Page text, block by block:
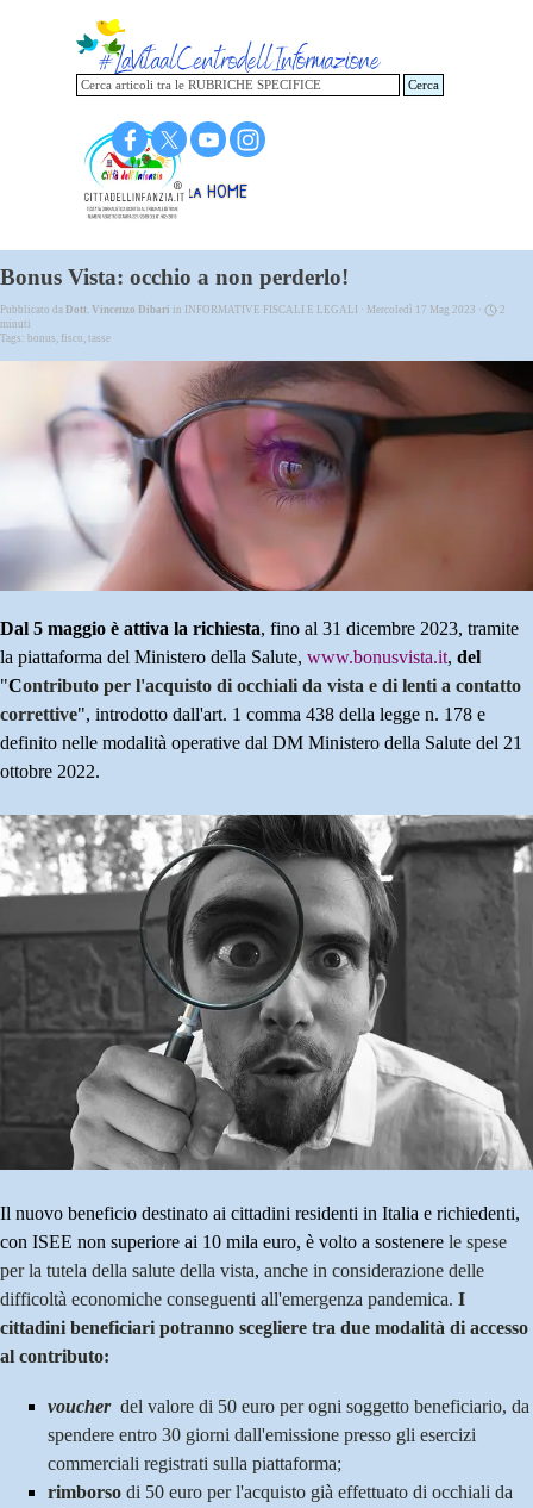
Torna alla HOME
Cerca
Bonus Vista: occhio a non perderlo!
Pubblicato da Dott. Vincenzo Dibari in INFORMATIVE FISCALI E LEGALI · Mercoledì 17 Mag 2023 ·
2
minuti
Tags: bonus, fisco, tasse
Dal 5 maggio è attiva la richiesta, fino al 31 dicembre 2023, tramite
la piattaforma del Ministero della Salute, www.bonusvista.it, del
"Contributo per l'acquisto di occhiali da vista e di lenti a contatto
correttive", introdotto dall'art. 1 comma 438 della legge n. 178 e
definito nelle modalità operative dal DM Ministero della Salute del 21
ottobre 2022.
Il nuovo beneficio destinato ai cittadini residenti in Italia e richiedenti,
con ISEE non superiore ai 10 mila euro, è volto a sostenere le spese
per la tutela della salute della vista, anche in considerazione delle
difficoltà economiche conseguenti all'emergenza pandemica. I
cittadini beneficiaripotranno scegliere tra due modalità di accesso
al contributo:
voucherdel valore di 50 euro per ogni soggetto beneficiario, da
spendere entro 30 giorni dall'emissione presso gli esercizi
commerciali registrati sulla piattaforma;
rimborso di 50 euro per l'acquisto già effettuato di occhiali da